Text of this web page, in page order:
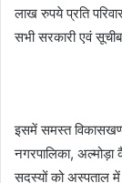
लाख रुपये प्रति
सभी सरकारी एवं
इसमें समस्त विकासखण्ड
नगरपालिका,
सदस्यों को अस्पताल में